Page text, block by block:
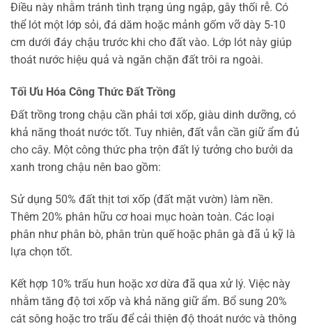
Điều này nhằm tránh tình trạng úng ngập, gây thối rễ. Có
thể lót một lớp sỏi, đá dăm hoặc mảnh gốm vỡ dày 5-10
cm dưới đáy chậu trước khi cho đất vào. Lớp lót này giúp
thoát nước hiệu quả và ngăn chặn đất trôi ra ngoài.
Tối Ưu Hóa Công Thức Đất Trồng
Đất trồng trong chậu cần phải tơi xốp, giàu dinh dưỡng, có
khả năng thoát nước tốt. Tuy nhiên, đất vẫn cần giữ ẩm đủ
cho cây. Một công thức pha trộn đất lý tưởng cho bưởi da
xanh trong chậu nên bao gồm:
Sử dụng 50% đất thịt tơi xốp (đất mặt vườn) làm nền.
Thêm 20% phân hữu cơ hoai mục hoàn toàn. Các loại
phân như phân bò, phân trùn quế hoặc phân gà đã ủ kỹ là
lựa chọn tốt.
Kết hợp 10% trấu hun hoặc xơ dừa đã qua xử lý. Việc này
nhằm tăng độ tơi xốp và khả năng giữ ẩm. Bổ sung 20%
cát sông hoặc tro trấu để cải thiện độ thoát nước và thông